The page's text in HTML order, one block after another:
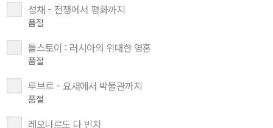
성채 - 전쟁에서 평화까지
품절
톨스토이 : 러시아의 위대한 영혼
품절
루브르 - 요새에서 박물관까지
품절
레오나르도 다 빈치